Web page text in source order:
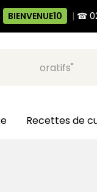
BIENVENUE10 | ☎
décoratifs"
Recettes de